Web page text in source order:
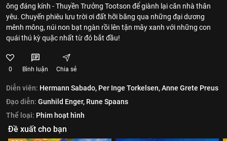
ông đáng kính - Thuyền Trưởng Tootson để giành lại căn nhà thân
yêu. Chuyến phiêu lưu trời ơi đất hỡi băng qua những đại dương
mênh mông, núi non bạt ngàn rồi lên tận mây xanh với những con
quái thú kỳ quặc nhất từ đó bắt đầu!
0 Bình luận Chia sẻ
Diễn viên: Hermann Sabado, Per Inge Torkelsen,Anne Grete Preus
Đạo diễn: Gunhild Enger, Rune Spaans
Thể loại: Phim hoạt hình
Đề xuất cho bạn